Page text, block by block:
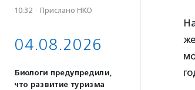
10:32 · Прислано НКО
04.08.2026
Биологи предупредили,
что развитие туризма